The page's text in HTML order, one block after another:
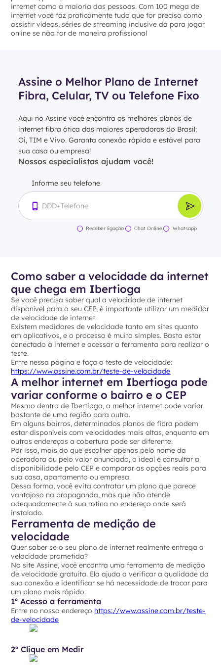
internet como a maioria das pessoas. Com 100 mega de
internet você faz praticamente tudo que for preciso como
assistir vídeos, séries de streaming inclusive dá para jogar
online se não for de maneira profissional
Assine o Melhor Plano de Internet
Fibra, Celular, TV ou Telefone Fixo
Aqui no Assine você encontra os melhores planos de
internet fibra ótica das maiores operadoras do Brasil:
Oi, TIM e Vivo. Garanta conexão rápida e estável para
sua casa ou empresa!
Nossos especialistas ajudam você!
Informe seu telefone
Receber ligação Chat Online Whatsapp
Como saber a velocidade da internet
que chega em Ibertioga
Se você precisa saber qual a velocidade de internet
disponível para o seu CEP, é importante utilizar um medidor
de velocidade de internet.
Existem medidores de velocidade tanto em sites quanto
em aplicativos, e o processo é muito simples. Basta estar
conectado à internet e acessar a ferramenta para realizar o
teste.
Entre nessa página e faça o teste de velocidade:
https://www.assine.com.br/teste-de-velocidade
A melhor internet em Ibertioga pode
variar conforme o bairro e o CEP
Mesmo dentro de Ibertioga, a melhor internet pode variar
bastante de uma região para outra.
Em alguns bairros, determinados planos de fibra podem
estar disponíveis com velocidades mais altas, enquanto em
outros endereços a cobertura pode ser diferente.
Por isso, mais do que escolher apenas pelo nome da
operadora ou pelo valor anunciado, o ideal é consultar a
disponibilidade pelo CEP e comparar as opções reais para
sua casa, apartamento ou empresa.
Dessa forma, você evita contratar um plano que parece
vantajoso na propaganda, mas que não atende
adequadamente à sua rotina no endereço onde será
instalado.
Ferramenta de medição de
velocidade
Quer saber se o seu plano de internet realmente entrega a
velocidade prometida?
No site Assine, você encontra uma ferramenta de medição
de velocidade gratuita. Ela ajuda a verificar a qualidade da
sua conexão e identificar se há necessidade de trocar para
um plano mais rápido.
1º Acesso a ferramenta
Entre no nosso endereço https://www.assine.com.br/teste-
de-velocidade
2º Clique em Medir